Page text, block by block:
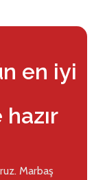
en iyi
Marbaş